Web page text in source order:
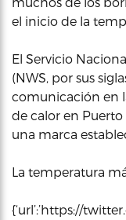
el inicio de la
El Servicio
(NWS, por sus
comunicación en
de calor en
una marca
La temperatura
{‘url’:’https://